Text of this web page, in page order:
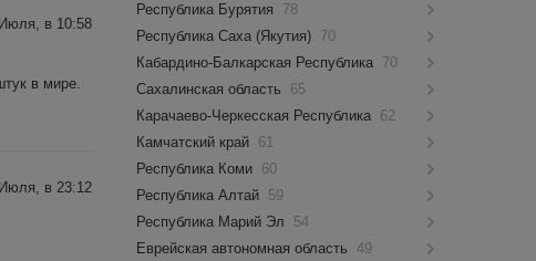
в 10:58
в мире.
в 23:12
Республика Бурятия
78
Республика Саха (Якутия) 70
Кабардино-Балкарская Республика 70
Сахалинская область
65
Карачаево-Черкесская Республика 62
Камчатский край 61
Республика Коми 60
Республика Алтай 59
Республика Марий Эл
54
Еврейская автономная область
49